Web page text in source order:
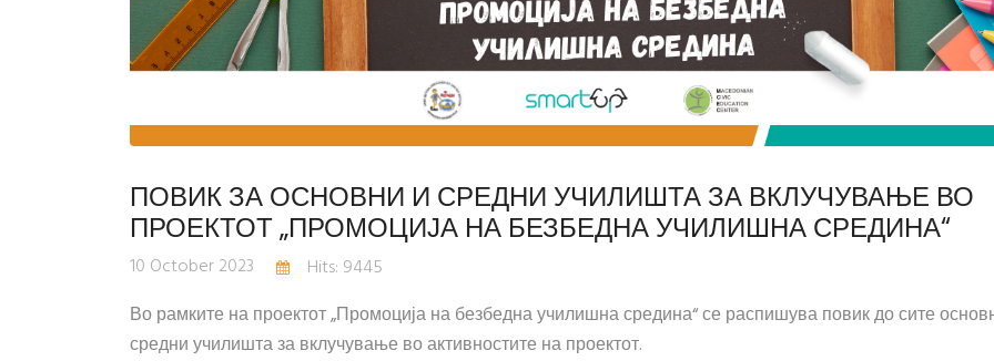
ПОВИК ЗА ОСНОВНИ И СРЕДНИ УЧИЛИШТА ЗА ВКЛУЧУВАЊЕ ВО
ПРОЕКТОТ „ПРОМОЦИЈА НА БЕЗБЕДНА УЧИЛИШНА СРЕДИНА“
10 October 2023
Hits: 9445
Во рамките на проектот „Промоција на безбедна училишна средина“ се распишува повик до сите
средни училишта за вклучување во активностите на проектот.